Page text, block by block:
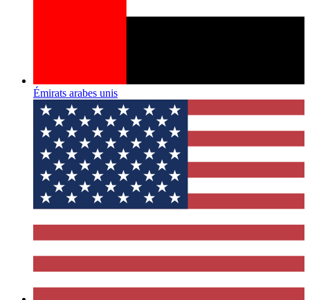
Émirats arabes unis